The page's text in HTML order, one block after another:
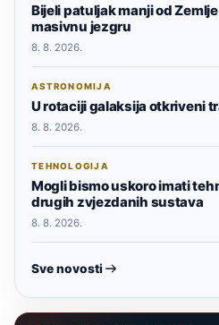
Bijeli patuljak manji od
masivnu jezgru
8. 8. 2026.
ASTRONOMIJA
U rotaciji galaksija otkriveni
8. 8. 2026.
TEHNOLOGIJA
Mogli bismo uskoro imati
drugih zvjezdanih sustava
8. 8. 2026.
Sve novosti